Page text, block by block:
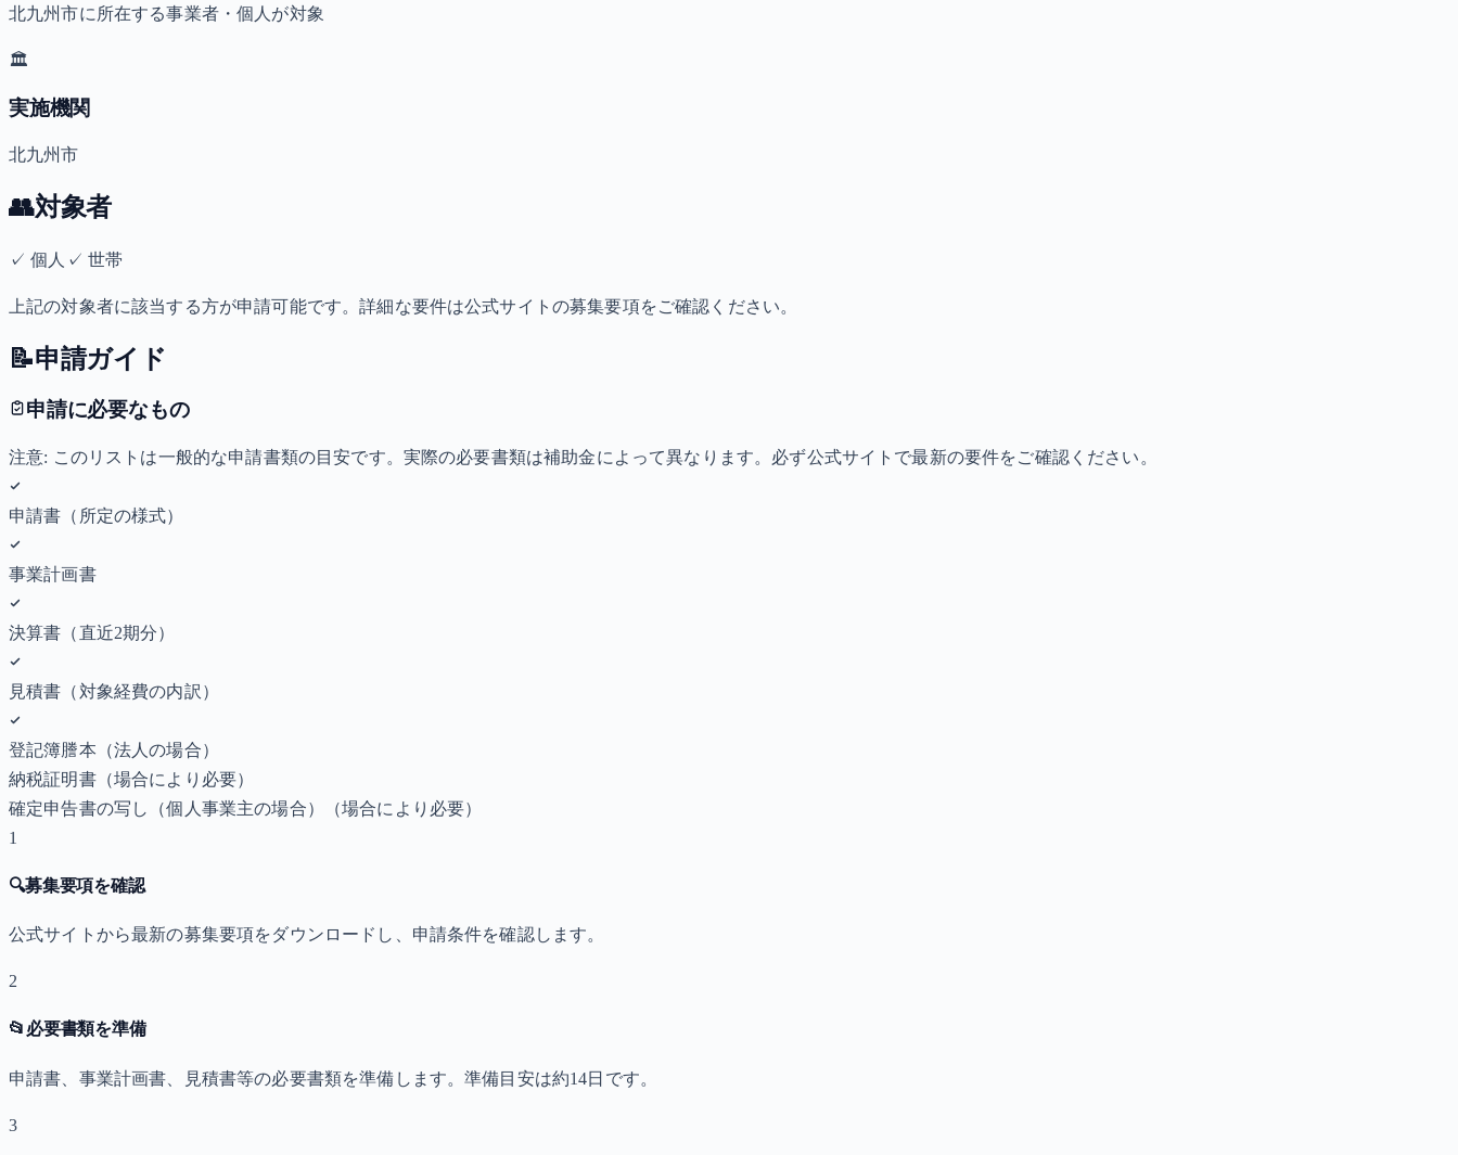
北九州市に所在する事業者・個人が対象
🏛️
実施機関
北九州市
👥対象者
✓個人 ✓ 世帯
上記の対象者に該当する方が申請可能です。詳細な要件は公式サイトの募集要項をご確認ください。
📝申請ガイド
申請に必要なもの
注意: このリストは一般的な申請書類の目安です。実際の必要書類は補助金によって異なります。必ず公式サイトで最新の要件をご確認ください。
申請書（所定の様式）
事業計画書
決算書（直近2期分）
見積書（対象経費の内訳）
登記簿謄本（法人の場合）
納税証明書（場合により必要）
確定申告書の写し（個人事業主の場合）
（場合により必要）
1
🔍募集要項を確認
公式サイトから最新の募集要項をダウンロードし、申請条件を確認します。
2
📂 必要書類を準備
申請書、事業計画書、見積書等の必要書類を準備します。準備目安は約14日です。
3